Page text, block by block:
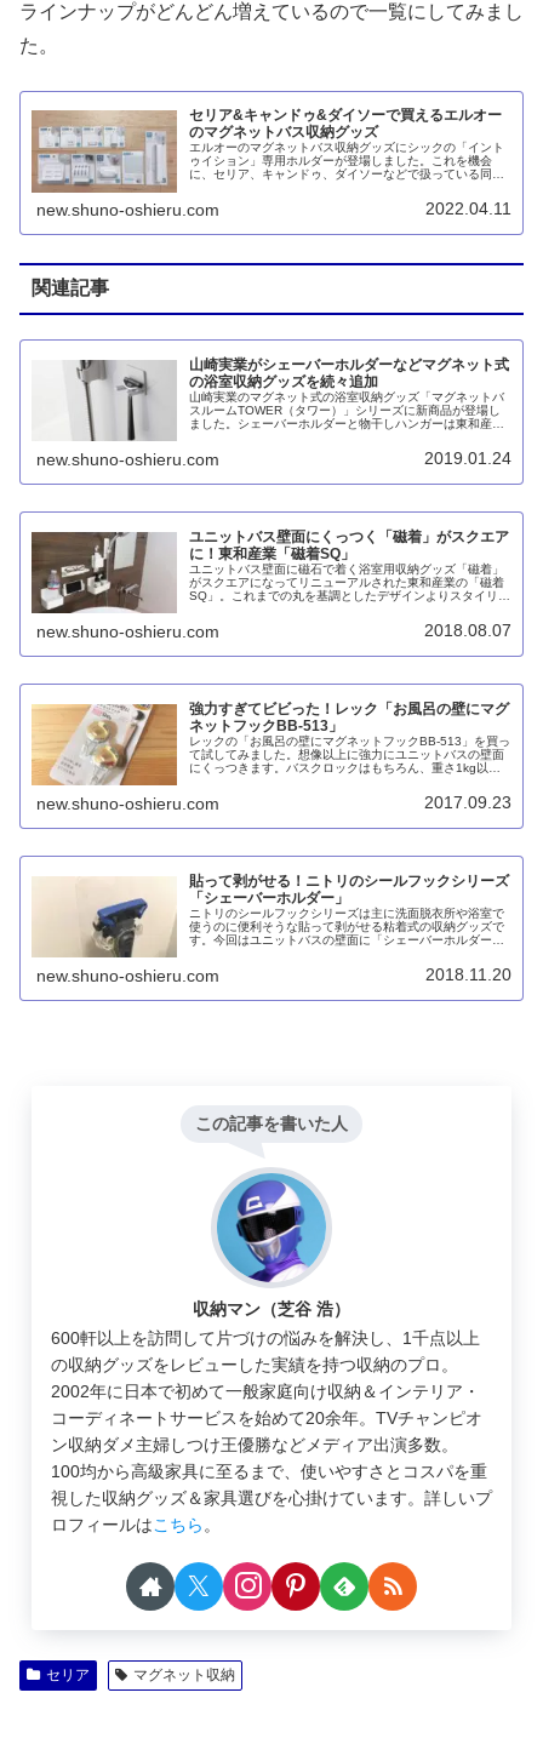
ラインナップがどんどん増えているので一覧にしてみまし
た。
セリア&キャンドゥ&ダイソーで買えるエルオー
のマグネットバス収納グッズ
エルオーのマグネットバス収納グッズにシックの「イント
ゥイション」専用ホルダーが登場しました。これを機会
に、セリア、キャンドゥ、ダイソーなどで扱っている同シ
new.shuno-oshieru.com 2022.04.11
関連記事
山崎実業がシェーバーホルダーなどマグネット式
の浴室収納グッズを続々追加
山崎実業のマグネット式の浴室収納グッズ「マグネットバ
スルームTOWER（タワー）」シリーズに新商品が登場し
ました。シェーバーホルダーと物干しハンガーは東和産業
new.shuno-oshieru.com 2019.01.24
ユニットバス壁面にくっつく「磁着」がスクエア
に！東和産業「磁着SQ」
ユニットバス壁面に磁石で着く浴室用収納グッズ「磁着」
がスクエアになってリニューアルされた東和産業の「磁着
SQ」。これまでの丸を基調としたデザインよりスタイリッ
new.shuno-oshieru.com 2018.08.07
強力すぎてビビった！レック「お風呂の壁にマグ
ネットフックBB-513」
レックの「お風呂の壁にマグネットフックBB-513」を買っ
て試してみました。想像以上に強力にユニットバスの壁面
にくっつきます。バスクロックはもちろん、重さ1kg以上
new.shuno-oshieru.com 2017.09.23
貼って剥がせる！ニトリのシールフックシリーズ
「シェーバーホルダー」
ニトリのシールフックシリーズは主に洗面脱衣所や浴室で
使うのに便利そうな貼って剥がせる粘着式の収納グッズで
す。今回はユニットバスの壁面に「シェーバーホルダー」
new.shuno-oshieru.com 2018.11.20
この記事を書いた人
収納マン（芝谷 浩）
600軒以上を訪問して片づけの悩みを解決し、1千点以上
の収納グッズをレビューした実績を持つ収納のプロ。
2002年に日本で初めて一般家庭向け収納＆インテリア・
コーディネートサービスを始めて20余年。TVチャンピオ
ン収納ダメ主婦しつけ王優勝などメディア出演多数。
100均から高級家具に至るまで、使いやすさとコスパを重
視した収納グッズ＆家具選びを心掛けています。詳しいプ
ロフィールはこちら 。
セリア マグネット収納